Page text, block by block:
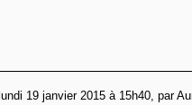
lundi 19 janvier 2015 à 15h40, par